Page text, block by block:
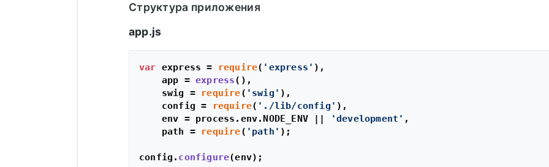
Структура приложения
app.js
var express = require( 'express' ),
    app =
express(),
    swig =
require( 'swig' ),
    config =
require( './lib/config' ),
    env = process.
env.NODE_ENV || 'development' ,
    path =
require( 'path' );
config. configure(env);